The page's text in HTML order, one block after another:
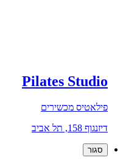
Pilates Studio
פילאטיס מכשירים
דיזנגוף 158, תל אביב
סגור